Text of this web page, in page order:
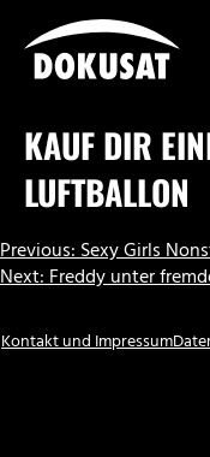
Inhalt
springen
KAUF DIR
LUFTBALLON
Previous:Sexy Girls
Next:Freddy unter
Kontakt und Impressum